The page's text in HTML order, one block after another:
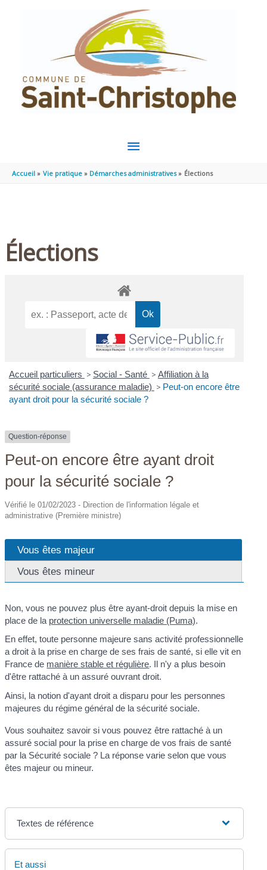
MENU
PRINCIPAL
Accueil Vie pratique Démarches administratives Élections
Élections
Accueil particuliers > Social - Santé > Affiliation à la
sécurité sociale (assurance maladie) > Peut-on encore être
ayant droit pour la sécurité sociale ?
Question-réponse
Peut-on encore être ayant droit
pour la sécurité sociale ?
Vérifié le 01/02/2023 - Direction de l'information légale et
administrative (Première ministre)
Vous êtes majeur
Vous êtes mineur
Non, vous ne pouvez plus être ayant-droit depuis la mise en
place de la protection universelle maladie (Puma).
En effet, toute personne majeure sans activité professionnelle
a droit à la prise en charge de ses frais de santé, si elle vit en
France de manière stable et régulière. Il n'y a plus besoin
d'être rattaché à un assuré ouvrant droit.
Ainsi, la notion d'ayant droit a disparu pour les personnes
majeures du régime général de la sécurité sociale.
Vous souhaitez savoir si vous pouvez être rattaché à un
assuré social pour la prise en charge de vos frais de santé
par la Sécurité sociale ? La réponse varie selon que vous
êtes majeur ou mineur.
Textes de référence
Et aussi